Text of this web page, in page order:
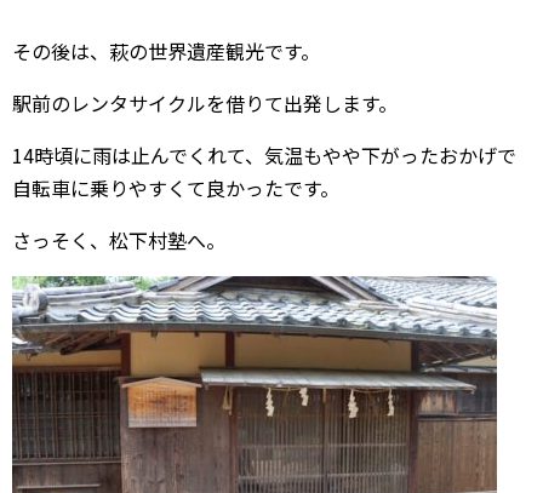
その後は、萩の世界遺産観光です。
駅前のレンタサイクルを借りて出発します。
14時頃に雨は止んでくれて、気温もやや下がったおかげで
自転車に乗りやすくて良かったです。
さっそく、松下村塾へ。